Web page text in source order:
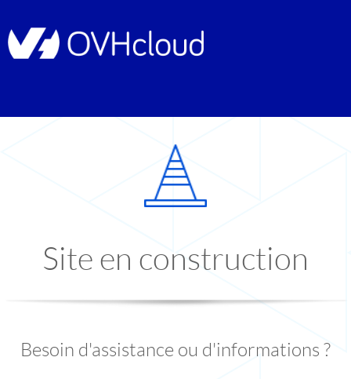
Site en construction
Besoin d'assistance ou d'informations ?